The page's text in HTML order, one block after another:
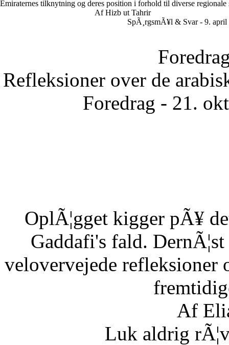
Emiraternes tilknytning og deres position i forhold til diverse regionale
Af Hizb ut Tahrir
SpÃ¸rgsmÃ¥l & Svar - 9. april
Refleksioner over de
Foredrag - 21.
OplÃ¦gget kigger pÃ¥
Gaddafi's fald.
velovervejede refleksioner
Af
Luk aldrig